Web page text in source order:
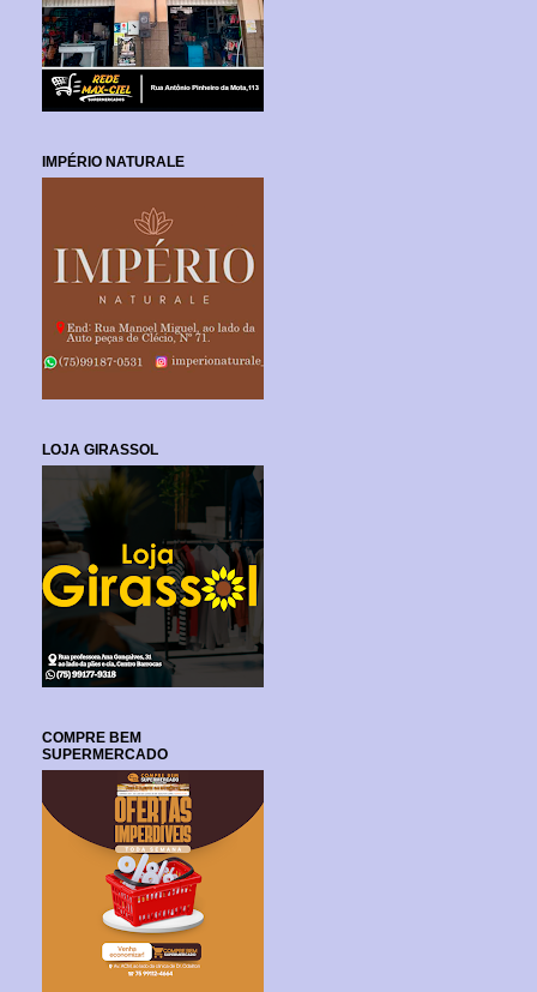
IMPÉRIO NATURALE
LOJA GIRASSOL
COMPRE BEM
SUPERMERCADO